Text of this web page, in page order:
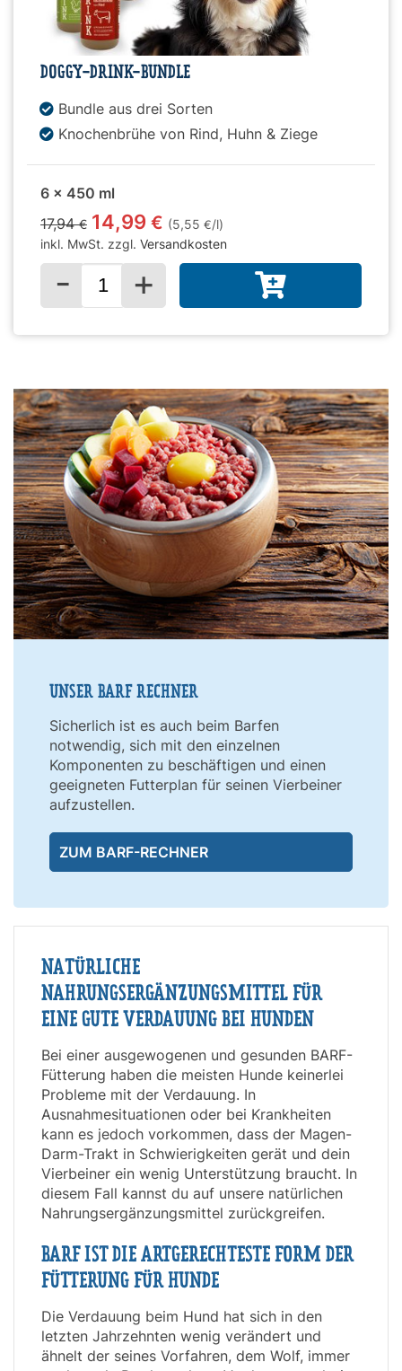
UNSER BARF RECHNER
Sicherlich ist es auch beim Barfen
notwendig, sich mit den einzelnen
Komponenten zu beschäftigen und einen
geeigneten Futterplan für seinen Vierbeiner
aufzustellen.
ZUM BARF-RECHNER
DOGGY-DRINK-BUNDLE
Bundle aus drei Sorten
Knochenbrühe von Rind, Huhn & Ziege
6 x 450 ml
17,94€ 14,99 € (5,55 €/l)
inkl. MwSt. zzgl. Versandkosten
- +
NATÜRLICHE
NAHRUNGSERGÄNZUNGSMITTEL FÜR
EINE GUTE VERDAUUNG BEI HUNDEN
Bei einer ausgewogenen und gesunden BARF-
Fütterung haben die meisten Hunde keinerlei
Probleme mit der Verdauung. In
Ausnahmesituationen oder bei Krankheiten
kann es jedoch vorkommen, dass der Magen-
Darm-Trakt in Schwierigkeiten gerät und dein
Vierbeiner ein wenig Unterstützung braucht. In
diesem Fall kannst du auf unsere natürlichen
Nahrungsergänzungsmittel zurückgreifen.
BARF IST DIE ARTGERECHTESTE FORM DER
FÜTTERUNG FÜR HUNDE
Die Verdauung beim Hund hat sich in den
letzten Jahrzehnten wenig verändert und
ähnelt der seines Vorfahren, dem Wolf, immer